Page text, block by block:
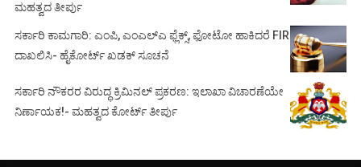
ಮಹತ್ವದ ತೀರ್ಪು
ಸರ್ಕಾರಿ ಕಾಮಗಾರಿ: ಎಂಪಿ, ಎಂಎಲ್‌ಎ ಫ್ಲೆಕ್ಸ್‌, ಫೋಟೋ ಹಾಕಿದರೆ FIR
ದಾಖಲಿಸಿ- ಹೈಕೋರ್ಟ್‌ ಖಡಕ್ ಸೂಚನೆ
ಸರ್ಕಾರಿ ನೌಕರರ ವಿರುದ್ಧ ಕ್ರಿಮಿನಲ್ ಪ್ರಕರಣ: ಇಲಾಖಾ ವಿಚಾರಣೆಯೇ
ನಿರ್ಣಾಯಕ!- ಮಹತ್ವದ ಕೋರ್ಟ್ ತೀರ್ಪು